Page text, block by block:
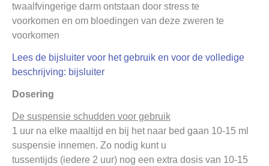
twaalfvingerige darm ontstaan door stress te
voorkomen en om bloedingen van deze zweren te
voorkomen
Lees de bijsluiter voor het gebruik en voor de volledige
beschrijving: bijsluiter
Dosering
De suspensie schudden voor gebruik
1 uur na elke maaltijd en bij het naar bed gaan 10-15 ml
suspensie innemen. Zo nodig kunt u
tussentijds (iedere 2 uur) nog een extra dosis van 10-15